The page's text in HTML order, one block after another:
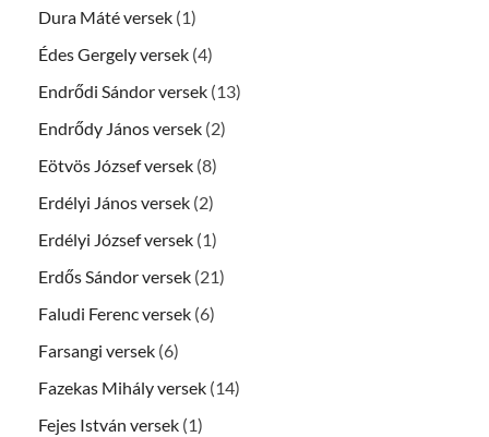
Dura Máté versek (1)
Édes Gergely versek (4)
Endrődi Sándor versek (13)
Endrődy János versek (2)
Eötvös József versek (8)
Erdélyi János versek (2)
Erdélyi József versek (1)
Erdős Sándor versek (21)
Faludi Ferenc versek (6)
Farsangi versek (6)
Fazekas Mihály versek (14)
Fejes István versek (1)